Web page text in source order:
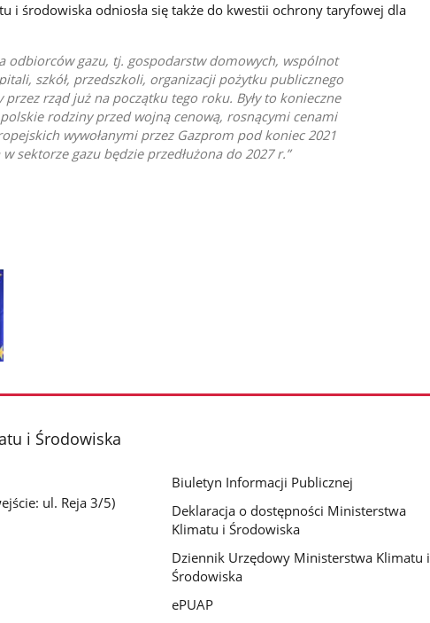
i środowiska odniosła się także do kwestii ochrony taryfowej dla
odbiorców gazu, tj. gospodarstw domowych, wspólnot
szkół, przedszkoli, organizacji pożytku publicznego
przez rząd już na początku tego roku. Były to konieczne
rodziny przed wojną cenową, rosnącymi cenami
wywołanymi przez Gazprom pod koniec 2021
sektorze gazu będzie przedłużona do 2027 r.
i Środowiska
ul. Reja 3/5)
Biuletyn Informacji Publicznej
Deklaracja o dostępności Ministerstwa
Klimatu i Środowiska
Dziennik Urzędowy Ministerstwa Klimatu i
Środowiska
ePUAP